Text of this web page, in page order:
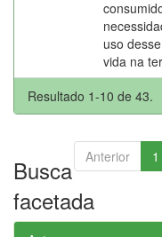
uso
vida na
Resultado 1-10 de 43.
Anterior 1
Busca
facetada